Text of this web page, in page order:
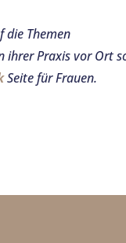
die Themen
ihrer Praxis vor Ort
Seite für Frauen.